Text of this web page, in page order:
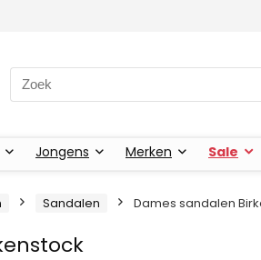
Zoeken naar:
Jongens Merken Sale
Sandalen Dames sandalen